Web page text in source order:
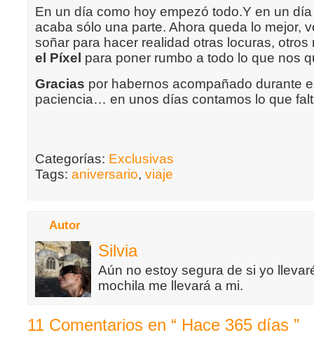
En un día como hoy empezó todo.Y en un
acaba sólo una parte. Ahora queda lo mejor,
soñar para hacer realidad otras locuras, otros
el Píxel para poner rumbo a todo lo que nos
Gracias por habernos acompañado durante
paciencia… en unos días contamos lo que
Categorías: Exclusivas
Tags: aniversario, viaje
Autor
Silvia
Aún no estoy segura de si yo
mochila me llevará a mi.
11 Comentarios en “ Hace 365 días ”